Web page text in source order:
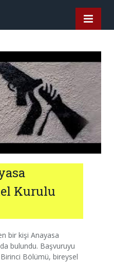
Kurulu
bir kişi Anayasa
bulundu. Başvuruyu
Bölümü, bireysel